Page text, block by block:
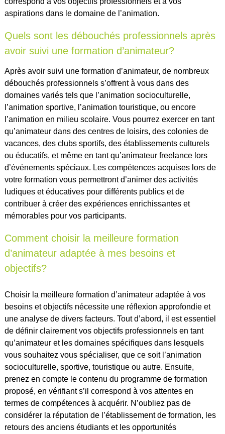
aspirations dans le domaine de l’animation.
Quels sont les débouchés professionnels après
avoir suivi une formation d’animateur?
Après avoir suivi une formation d’animateur, de nombreux
débouchés professionnels s’offrent à vous dans des
domaines variés tels que l’animation socioculturelle,
l’animation sportive, l’animation touristique, ou encore
l’animation en milieu scolaire. Vous pourrez exercer en tant
qu’animateur dans des centres de loisirs, des colonies de
vacances, des clubs sportifs, des établissements culturels
ou éducatifs, et même en tant qu’animateur freelance lors
d’événements spéciaux. Les compétences acquises lors de
votre formation vous permettront d’animer des activités
ludiques et éducatives pour différents publics et de
contribuer à créer des expériences enrichissantes et
mémorables pour vos participants.
Comment choisir la meilleure formation
d’animateur adaptée à mes besoins et
objectifs?
Choisir la meilleure formation d’animateur adaptée à vos
besoins et objectifs nécessite une réflexion approfondie et
une analyse de divers facteurs. Tout d’abord, il est essentiel
de définir clairement vos objectifs professionnels en tant
qu’animateur et les domaines spécifiques dans lesquels
vous souhaitez vous spécialiser, que ce soit l’animation
socioculturelle, sportive, touristique ou autre. Ensuite,
prenez en compte le contenu du programme de formation
proposé, en vérifiant s’il correspond à vos attentes en
termes de compétences à acquérir. N’oubliez pas de
considérer la réputation de l’établissement de formation, les
retours des anciens étudiants et les opportunités